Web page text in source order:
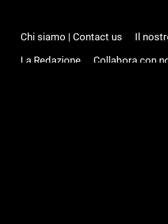
Chi siamo | Contact us
Il
La Redazione
Collabora con